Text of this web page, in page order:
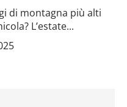
di montagna più alti
L’estate...